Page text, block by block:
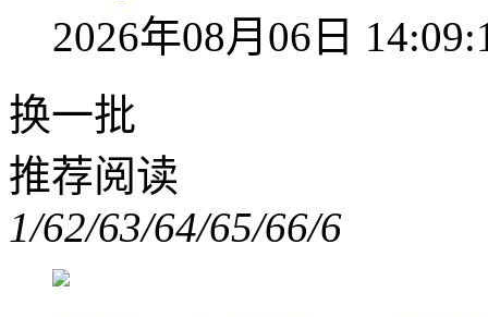
2026年08月06日
换一批
推荐阅读
1/62/63/64/65/66/6